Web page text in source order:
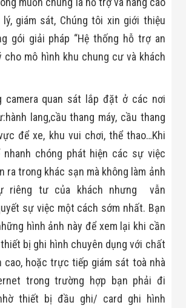
lý, giám sát, Chúng tôi xin giới thiệu
gói giải pháp “Hệ thống hỗ trợ an
cho mô hình khu chung cư và khách
camera quan sát lắp đặt ở các nơi
lang,cầu thang máy, cầu thang
để xe, khu vui chơi, thể thao…Khi
chóng phát hiện các sự việc
ra trong khác sạn mà không làm ảnh
riêng tư của khách nhưng vẫn
sự việc một cách sớm nhất. Bạn
hình ảnh này để xem lại khi cần
bị ghi hình chuyên dụng với chất
cao, hoặc trực tiếp giám sát toà nhà
trong trường hợp bạn phải đi
thiết bị đầu ghi/ card ghi hình